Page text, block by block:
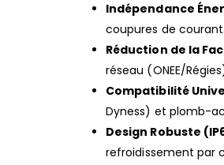
Indépendance
coupures de courant.
Réduction de la
réseau (ONEE/
Compatibilité
Dyness) et plomb-
Design Robuste
refroidissement par